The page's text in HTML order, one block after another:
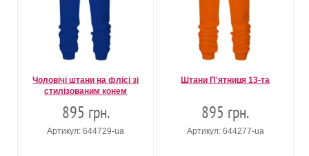
Чоловічі штани на флісі зі
стилізованим конем
895 грн.
Артикул: 644729-ua
Штани П'ятниця 13-та
895 грн.
Артикул: 644277-ua